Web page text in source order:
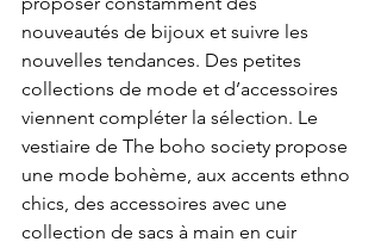
nouveautés de bijoux et suivre les
nouvelles tendances. Des petites
collections de mode et d’accessoires
viennent compléter la sélection. Le
vestiaire de The boho society propose
une mode bohème, aux accents ethno
chics, des accessoires avec une
collection de sacs à main en cuir